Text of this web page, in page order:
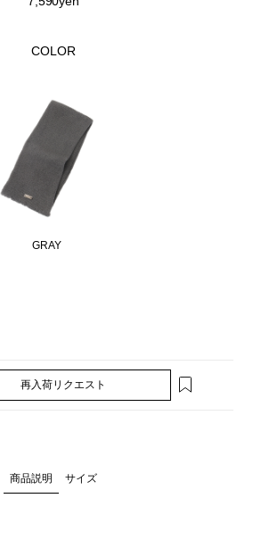
COLOR
GRAY
再入荷リクエスト
商品説明 サイズ